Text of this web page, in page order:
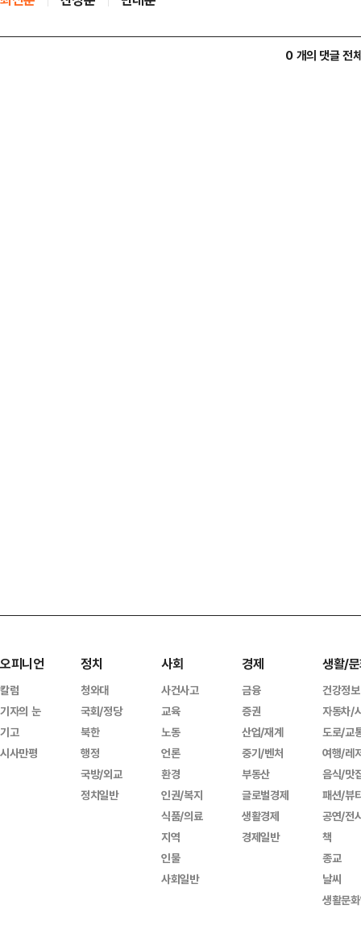
0 개의 댓글 전
오피니언
칼럼
기자의 눈
기고
시사만평
정치
청와대
국회/정당
북한
행정
국방/외교
정치일반
사회
사건사고
교육
노동
언론
환경
인권/복지
식품/의료
지역
인물
사회일반
경제
금융
증권
산업/재계
중기/벤처
부동산
글로벌경제
생활경제
경제일반
생활/
건강정보
자동차/
도로/교
여행/레
음식/맛
패션/뷰
공연/전
책
종교
날씨
생활문